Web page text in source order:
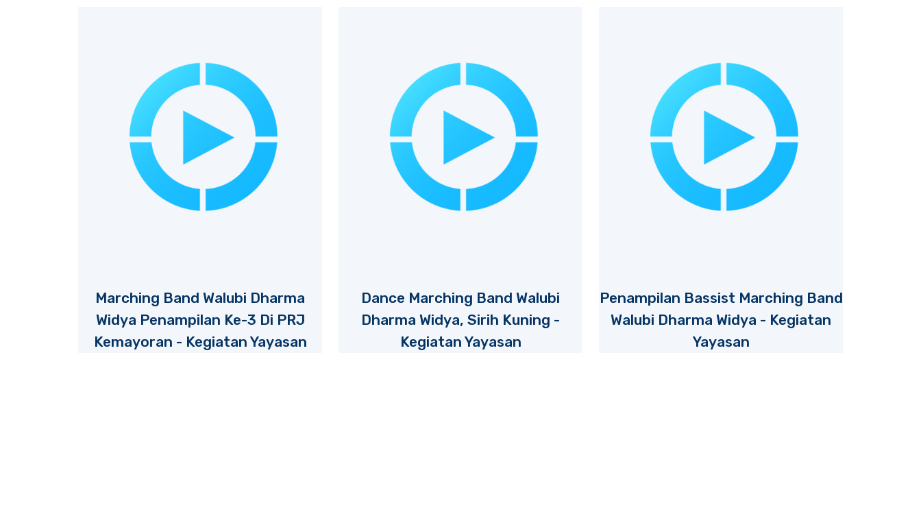
Marching Band Walubi Dharma
Widya Penampilan Ke-3 Di PRJ
Kemayoran - Kegiatan Yayasan
Dance Marching Band Walubi
Dharma Widya, Sirih Kuning -
Kegiatan Yayasan
Penampilan Bassist Marching Band
Walubi Dharma Widya - Kegiatan
Yayasan